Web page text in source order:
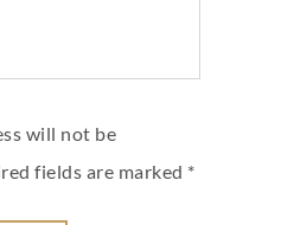
will not be
fields are marked *